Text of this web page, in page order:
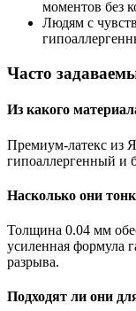
моментов без
Людям с
Часто
Из какого
Премиум-латекс из
гипоаллергенный и
Насколько они
Толщина 0.04 мм
усиленная формула
разрыва.
Подходят ли они